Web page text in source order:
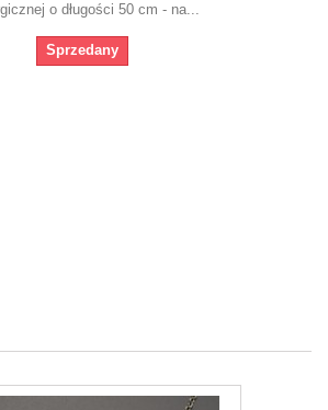
o długości 50 cm - na...
Sprzedany